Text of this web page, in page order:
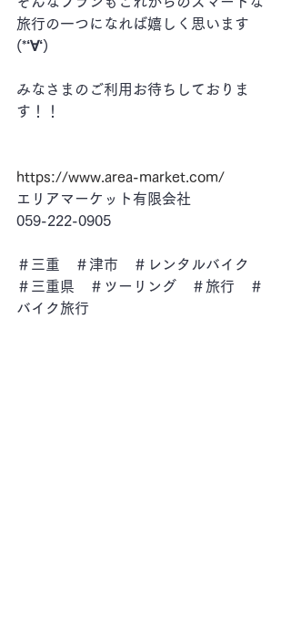
旅行の一つになれば嬉しく思います
(*‘∀‘)
みなさまのご利用お待ちしておりま
す！！
https://www.area-market.com/
エリアマーケット有限会社
059-222-0905
＃三重　＃津市　＃レンタルバイク
＃三重県　＃ツーリング　＃旅行　＃
バイク旅行